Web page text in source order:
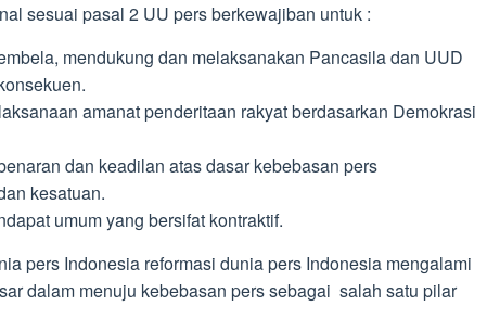
sesuai pasal 2 UU pers berkewajiban untuk :
mendukung dan melaksanakan Pancasila dan UUD
amanat penderitaan rakyat berdasarkan Demokrasi
dan keadilan atas dasar kebebasan pers
kesatuan.
umum yang bersifat kontraktif.
pers Indonesia reformasi dunia pers Indonesia mengalami
dalam menuju kebebasan pers sebagai salah satu pilar